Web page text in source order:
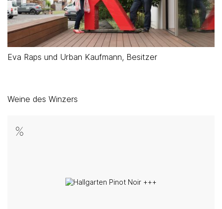
Eva Raps und Urban Kaufmann, Besitzer
Weine des Winzers